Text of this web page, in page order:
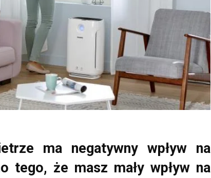
ma negatywny wpływ na
tego, że masz mały wpływ na